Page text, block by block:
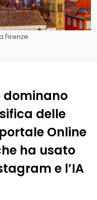
Firenze
dominano
delle
Online
ha usato
e l’IA